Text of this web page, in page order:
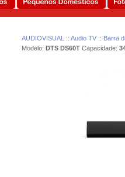
AUDIOVISUAL :: Audio TV:: Barra
Modelo: DTS DS60T Capacidade: